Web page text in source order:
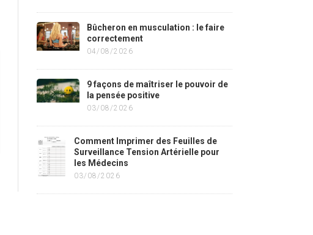
Bûcheron en musculation : le faire
correctement
04/08/2026
9 façons de maîtriser le pouvoir de
la pensée positive
03/08/2026
Comment Imprimer des Feuilles de
Surveillance Tension Artérielle pour
les Médecins
03/08/2026